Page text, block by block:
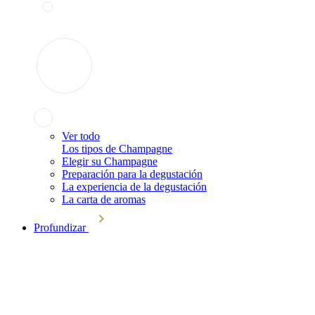
Ver todo
Los tipos de Champagne
Elegir su Champagne
Preparación para la degustación
La experiencia de la degustación
La carta de aromas
Profundizar